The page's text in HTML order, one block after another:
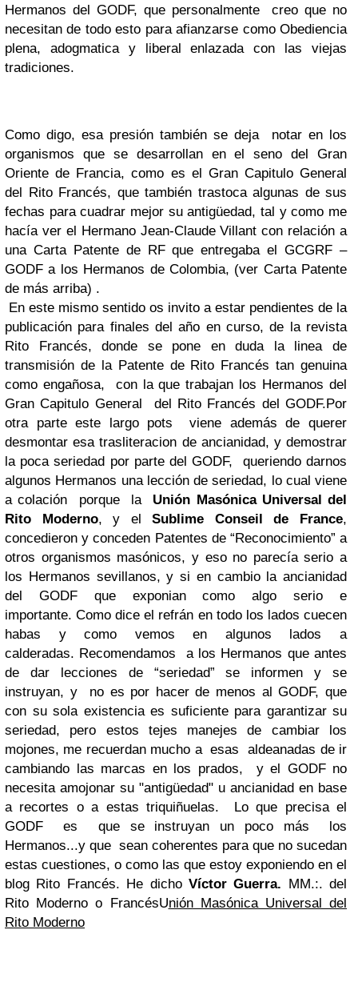
Hermanos del GODF, que personalmente creo que no
necesitan de todo esto para afianzarse como Obediencia
plena, adogmatica y liberal enlazada con las viejas
tradiciones.
Como digo, esa presión también se deja notar en los
organismos que se desarrollan en el seno del Gran
Oriente de Francia, como es el Gran Capitulo General
del Rito Francés, que también trastoca algunas de sus
fechas para cuadrar mejor su antigüedad, tal y como me
hacía ver el Hermano Jean-Claude Villant con relación a
una Carta Patente de RF que entregaba el GCGRF –
GODF a los Hermanos de Colombia, (ver Carta Patente
de más arriba) .
En este mismo sentido os invito a estar pendientes de la
publicación para finales del año en curso, de la revista
Rito Francés, donde se pone en duda la linea de
transmisión de la Patente de Rito Francés tan genuina
como engañosa, con la que trabajan los Hermanos del
Gran Capitulo General del Rito Francés del GODF.Por
otra parte este largo pots viene además de querer
desmontar esa trasliteracion de ancianidad, y demostrar
la poca seriedad por parte del GODF, queriendo darnos
algunos Hermanos una lección de seriedad, lo cual viene
a colación porque la Unión Masónica Universal del
Rito Moderno, y elSublime Conseil de France,
concedieron y conceden Patentes de “Reconocimiento” a
otros organismos masónicos, y eso no parecía serio a
los Hermanos sevillanos, y si en cambio la ancianidad
del GODF que exponian como algo serio e
importante. Como dice el refrán en todo los lados cuecen
habas y como vemos en algunos lados a
calderadas. Recomendamos a los Hermanos que antes
de dar lecciones de “seriedad” se informen y se
instruyan, y no es por hacer de menos al GODF, que
con su sola existencia es suficiente para garantizar su
seriedad, pero estos tejes manejes de cambiar los
mojones, me recuerdan mucho a esas aldeanadas de ir
cambiando las marcas en los prados, y el GODF no
necesita amojonar su "antigüedad" u ancianidad en base
a recortes o a estas triquiñuelas. Lo que precisa el
GODF es que se instruyan un poco más los
Hermanos...y que sean coherentes para que no sucedan
estas cuestiones, o como las que estoy exponiendo en el
blog Rito Francés. He dicho Víctor Guerra. MM.:. del
Rito Moderno o FrancésUnión Masónica Universal del
Rito Moderno